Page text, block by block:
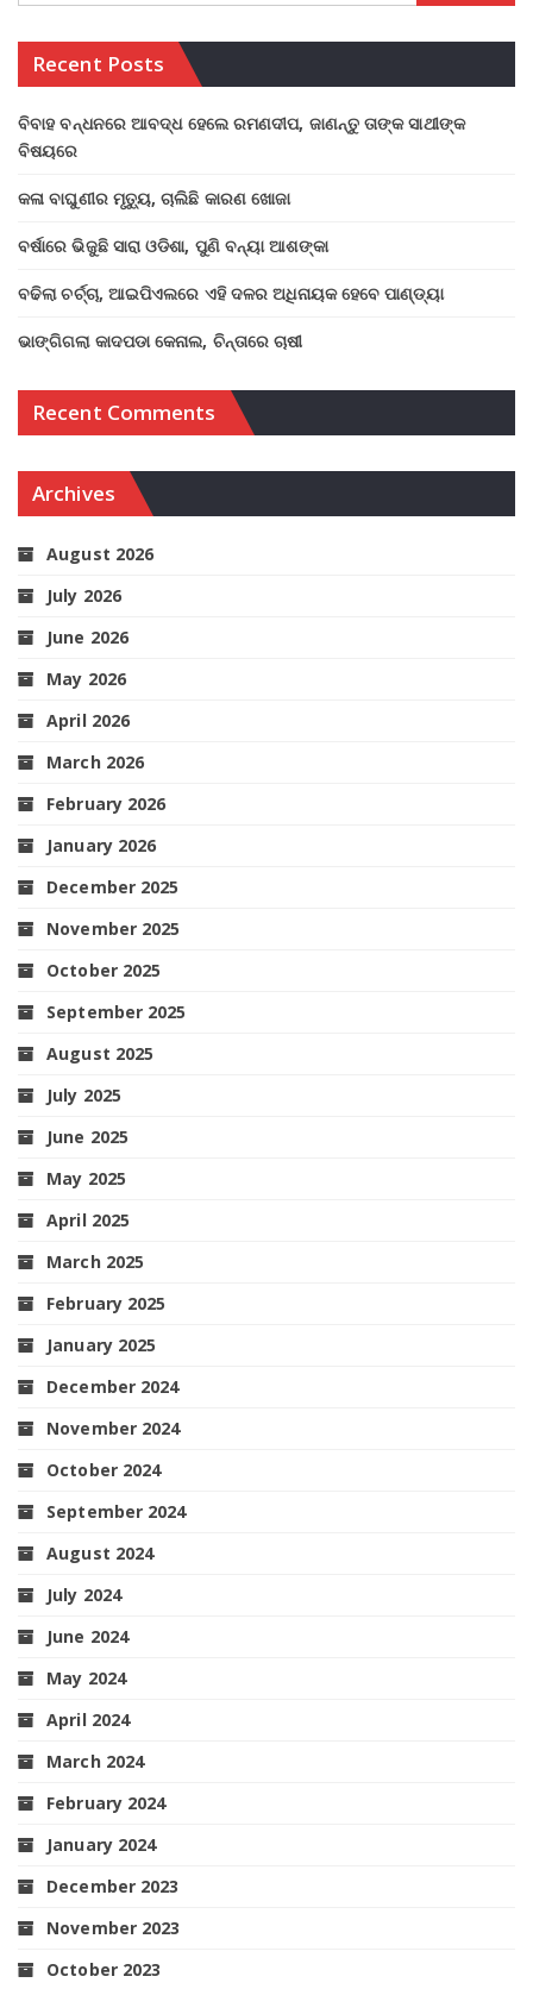
Recent Posts
ବିବାହ ବନ୍ଧନରେ ଆବଦ୍ଧ ହେଲେ ରମଣଦୀପ, ଜାଣନ୍ତୁ ତାଙ୍କ ସାଥୀଙ୍କ
ବିଷୟରେ
କଳା ବାଘୁଣୀର ମୃତ୍ୟୁ, ଚାଲିଛି କାରଣ ଖୋଜା
ବର୍ଷାରେ ଭିଜୁଛି ସାରା ଓଡିଶା, ପୁଣି ବନ୍ୟା ଆଶଙ୍କା
ବଢିଲା ଚର୍ଚ୍ଚା, ଆଇପିଏଲରେ ଏହି ଦଳର ଅଧିନାୟକ ହେବେ ପାଣ୍ଡ୍ୟା
ଭାଙ୍ଗିଗଲା କାଦପଡା କେନାଲ, ଚିନ୍ତାରେ ଚାଷୀ
Recent Comments
Archives
August 2026
July 2026
June 2026
May 2026
April 2026
March 2026
February 2026
January 2026
December 2025
November 2025
October 2025
September 2025
August 2025
July 2025
June 2025
May 2025
April 2025
March 2025
February 2025
January 2025
December 2024
November 2024
October 2024
September 2024
August 2024
July 2024
June 2024
May 2024
April 2024
March 2024
February 2024
January 2024
December 2023
November 2023
October 2023